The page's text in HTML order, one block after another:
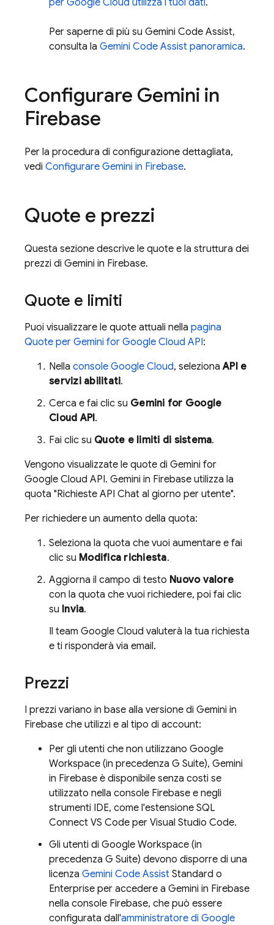
per Google Cloud utilizza i tuoi dati.
Per saperne di più su Gemini Code Assist,
consulta la Gemini Code Assist panoramica.
Configurare Gemini in
Firebase
Per la procedura di configurazione dettagliata,
vedi Configurare Gemini in Firebase.
Quote e prezzi
Questa sezione descrive le quote e la struttura dei
prezzi di Gemini in Firebase.
Quote e limiti
Puoi visualizzare le quote attuali nella pagina
Quote per Gemini for Google Cloud API:
Nella console Google Cloud, selezionaAPI e
servizi abilitati.
Cerca e fai clic su Gemini for Google
Cloud API.
Fai clic su Quote e limiti di sistema.
Vengono visualizzate le quote di Gemini for
Google Cloud API. Gemini in Firebase utilizza la
quota "Richieste API Chat al giorno per utente".
Per richiedere un aumento della quota:
Seleziona la quota che vuoi aumentare e fai
clic su Modifica richiesta.
Aggiorna il campo di testo Nuovo valore
con la quota che vuoi richiedere, poi fai clic
su Invia.
Il team Google Cloud valuterà la tua richiesta
e ti risponderà via email.
Prezzi
I prezzi variano in base alla versione di Gemini in
Firebase che utilizzi e al tipo di account:
Per gli utenti che non utilizzano Google
Workspace (in precedenza G Suite), Gemini
in Firebase è disponibile senza costi se
utilizzato nella console Firebase e negli
strumenti IDE, come l'estensione SQL
Connect VS Code per Visual Studio Code.
Gli utenti di Google Workspace (in
precedenza G Suite) devono disporre di una
licenza Gemini Code Assist Standard o
Enterprise per accedere a Gemini in Firebase
nella console Firebase, che può essere
configurata dall'amministratore di Google